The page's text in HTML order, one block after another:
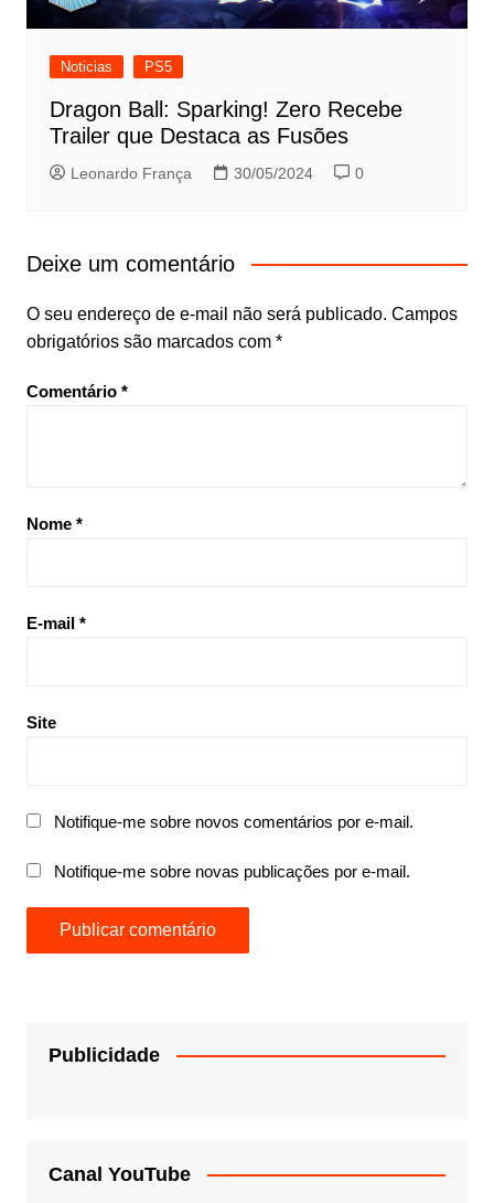
Noticias PS5
Dragon Ball: Sparking! Zero Recebe
Trailer que Destaca as Fusões
Leonardo França 30/05/2024 0
Deixe um comentário
O seu endereço de e-mail não será publicado. Campos
obrigatórios são marcados com *
Comentário *
Nome *
E-mail *
Site
Notifique-me sobre novos comentários por e-mail.
Notifique-me sobre novas publicações por e-mail.
Publicidade
Canal YouTube